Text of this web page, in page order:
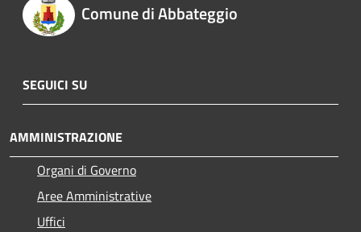
Comune di Abbateggio
SEGUICI SU
AMMINISTRAZIONE
Organi di Governo
Aree Amministrative
Uffici